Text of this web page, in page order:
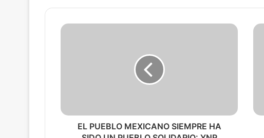
EL PUEBLO MEXICANO SIEMPRE HA